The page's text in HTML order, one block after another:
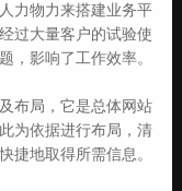
力物力来搭建业务平
过大量客户的试验使
，影响了工作效率。
布局，它是总体网站
为依据进行布局，清
捷地取得所需信息。